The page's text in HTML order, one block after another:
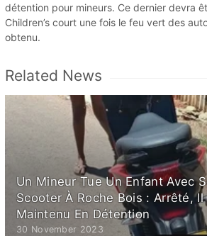
détention pour mineurs. Ce dernier devra
Children’s court une fois le feu vert des
obtenu.
Related News
Un Mineur Tue Un Enfant Avec
Scooter À Roche Bois : Arrêté, Il
Maintenu En Détention
30 November 2023